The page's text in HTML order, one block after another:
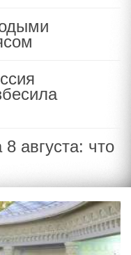
августа: что